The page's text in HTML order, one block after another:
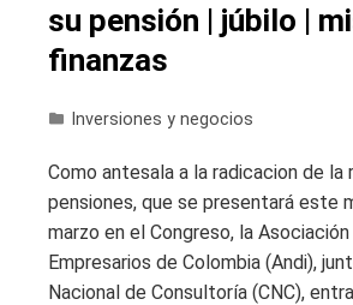
su pensión | júbilo |
finanzas
Inversiones y negocios
Como antesala a la radicacion de la
pensiones, que se presentará este
marzo en el Congreso, la
Empresarios de Colombia (Andi),
Nacional de Consultoría (CNC),